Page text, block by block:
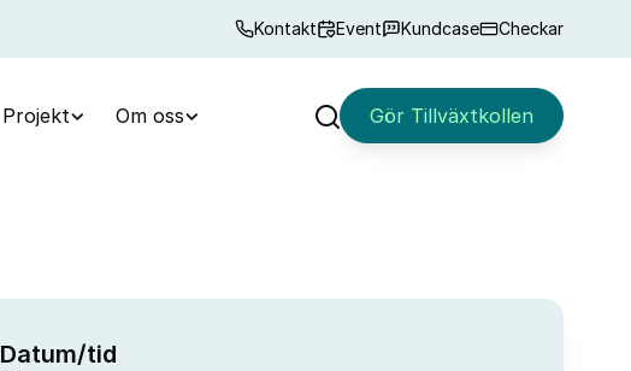
Kontakt Event Kundcase Checkar
Projekt Om oss Sök Gör Tillväxtkollen
Datum/tid